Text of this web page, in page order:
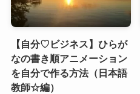
【自分♡ビジネス】ひらが
なの書き順アニメーション
を自分で作る方法（日本語
教師☆編）